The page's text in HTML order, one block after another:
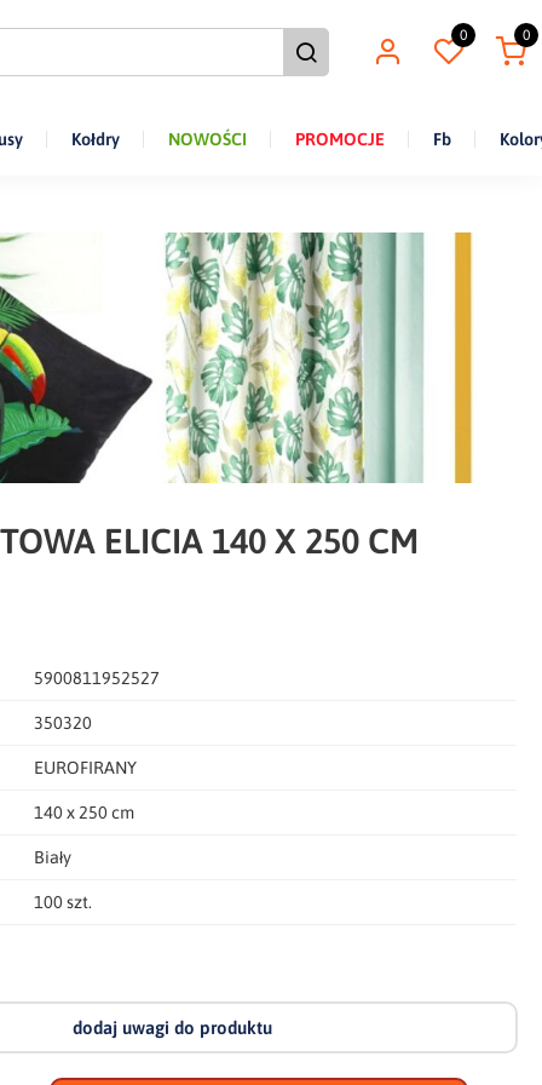
0 0
Kołdry NOWOŚCI PROMOCJE Fb
ELICIA 140 X 250 CM
5900811952527
350320
EUROFIRANY
140 x 250 cm
Biały
100 szt.
dodaj uwagi do produktu
dodaj